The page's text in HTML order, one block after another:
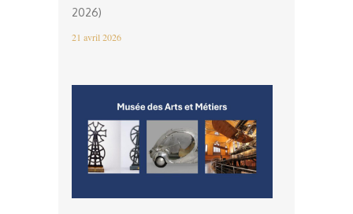
2026)
21 avril 2026